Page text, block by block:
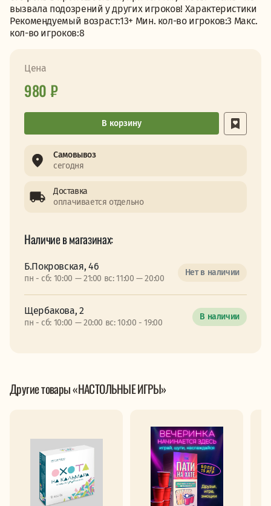
вызвала подозрений у других игроков! Характеристики
Рекомендуемый возраст:13+ Мин. кол-во игроков:3 Макс.
кол-во игроков:8
Цена
980 ₽
В корзину
Самовывоз
сегодня
Доставка
оплачивается отдельно
Наличие в магазинах:
Б.Покровская, 46
пн - сб: 10:00 — 21:00 вс: 11:00 — 20:00
Нет в наличии
Щербакова, 2
пн - сб: 10:00 — 20:00 вс: 10:00 - 19:00
В наличии
Другие товары «НАСТОЛЬНЫЕ ИГРЫ»